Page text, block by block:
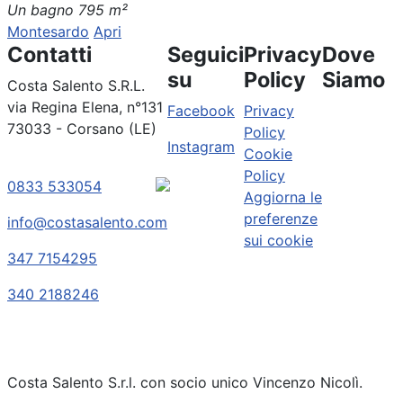
Un bagno 795 m²
Montesardo Apri
Contatti
Costa Salento S.R.L.
via Regina Elena, n°131
73033 - Corsano (LE)
0833 533054
info@costasalento.com
347 7154295
340 2188246
Seguici
su
Facebook
Instagram
Privacy
Policy
Privacy
Policy
Cookie
Policy
Aggiorna le
preferenze
sui cookie
Dove
Siamo
Costa Salento S.r.l. con socio unico Vincenzo Nicolì.